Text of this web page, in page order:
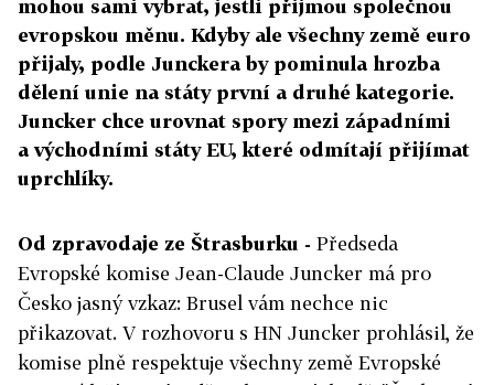
mohou sami vybrat, jestli přijmou společnou
evropskou měnu. Kdyby ale všechny země euro
přijaly, podle Junckera by pominula hrozba
dělení unie na státy první a druhé kategorie.
Juncker chce urovnat spory mezi západními
a východními státy EU, které odmítají přijímat
uprchlíky.
Od zpravodaje ze Štrasburku - Předseda
Evropské komise Jean-Claude Juncker má pro
Česko jasný vzkaz: Brusel vám nechce nic
přikazovat. V rozhovoru s HN Juncker prohlásil, že
komise plně respektuje všechny země Evropské